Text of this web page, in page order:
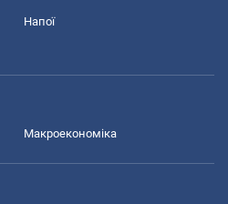
Напої
Макроекономіка